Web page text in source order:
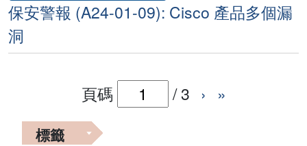
保安警報 (A24-01-09): Cisco 產品多個漏
洞
頁碼 /3 › »
標籤